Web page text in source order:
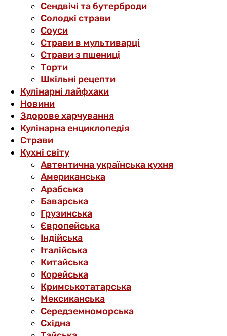
Сендвічі та бутерброди
Солодкі страви
Соуси
Страви в мультиварці
Страви з пшениці
Торти
Шкільні рецепти
Кулінарні лайфхаки
Новини
Здорове харчування
Кулінарна енциклопедія
Страви
Кухні світу
Автентична українська кухня
Американська
Арабська
Баварська
Грузинська
Європейська
Індійська
Італійська
Китайська
Корейська
Кримськотатарська
Мексиканська
Середземноморська
Східна